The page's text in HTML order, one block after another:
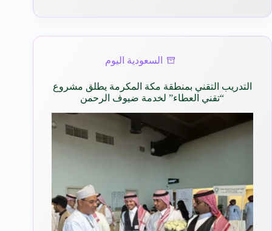
السعودية اليوم
التدريب التقني بمنطقة مكة المكرمة يطلق مشروع
“تقني العطاء” لخدمة ضيوف الرحمن